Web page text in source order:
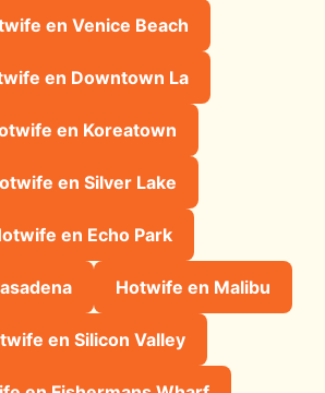
en Venice Beach
en Downtown La
en Koreatown
en Silver Lake
en Echo Park
Hotwife en Malibu
en Silicon Valley